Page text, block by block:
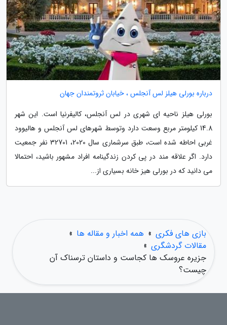
درباره بورلی هیلز لس آنجلس ، خیابان ثروتمندان جهان
بورلی هیلز ناحیه ای شهری در لس آنجلس، کالیفرنیا است. این شهر
14.8 کیلومتر مربع وسعت دارد وتوسط شهرهای لس آنجلس و هالیوود
غربی احاطه شده است، طبق سرشماری سال 2020، 32701 نفر جمعیت
دارد. اگر علاقه مند در پی کردن زندگینامه افراد مشهور باشید، احتمالا
می دانید که در بورلی هیز خانه بسیاری از...
بازی های فکری » همه اخبار و مقاله ها »
مقالات گردشگری »
جزیره عروسک ها کجاست و داستان ترسناک آن
چیست؟